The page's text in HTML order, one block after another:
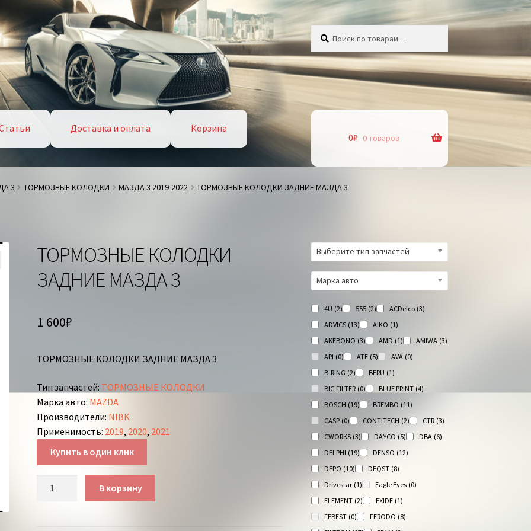
Доставка и оплата
Корзина
0₽ 0 товаров
3 ТОРМОЗНЫЕ КОЛОДКИ МАЗДА 3 2019-2022 ТОРМОЗНЫЕ КОЛОДКИ ЗАДНИЕ МАЗДА 3
ТОРМОЗНЫЕ КОЛОДКИ
ЗАДНИЕ МАЗДА 3
1 600₽
ТОРМОЗНЫЕ КОЛОДКИ ЗАДНИЕ МАЗДА 3
Тип запчастей: ТОРМОЗНЫЕ КОЛОДКИ
Марка авто: MAZDA
Производители: NIBK
Применимость: 2019, 2020, 2021
Купить в один клик
В корзину
Выберите тип запчастей
Марка авто
4U (2) 555 (2) ACDelco (3)
ADVICS (13) AIKO (1)
AKEBONO (3) AMD (1) AMIWA (3)
API (0) ATE (5) AVA (0)
B-RING (2) BERU (1)
BIG FILTER (0) BLUE PRINT (4)
BOSCH (19) BREMBO (11)
CASP (0) CONTITECH (2) CTR (3)
CWORKS (3) DAYCO (5) DBA (6)
DELPHI (19) DENSO (12)
DEPO (10) DEQST (8)
Drivestar (1) Eagle Eyes (0)
ELEMENT (2) EXIDE (1)
FEBEST (0) FERODO (8)